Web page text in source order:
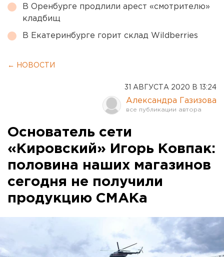
В Оренбурге продлили арест «смотрителю»
кладбищ
В Екатеринбурге горит склад Wildberries
← НОВОСТИ
31 АВГУСТА 2020 В 13:24
Александра Газизова
Основатель сети
«Кировский» Игорь Ковпак:
половина наших магазинов
сегодня не получили
продукцию СМАКа